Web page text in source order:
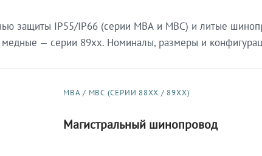
защиты IP55/IP66 (серии МВА и МВС) и литые
— серии 89xx. Номиналы, размеры и
МВА / МВС (СЕРИИ 88XX / 89XX)
Магистральный шинопровод